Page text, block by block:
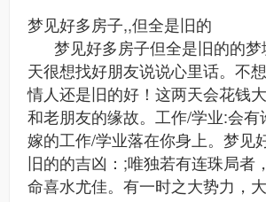
梦见好多房子,,但全是旧的
梦见好多房子但全是旧的的
天很想找好朋友说说心里话。不
情人还是旧的好！这两天会花钱
和老朋友的缘故。工作/学业:会有
嫁的工作/学业落在你身上。梦见
旧的的吉凶：;唯独若有连珠局者
命喜水尤佳。有一时之大势力，